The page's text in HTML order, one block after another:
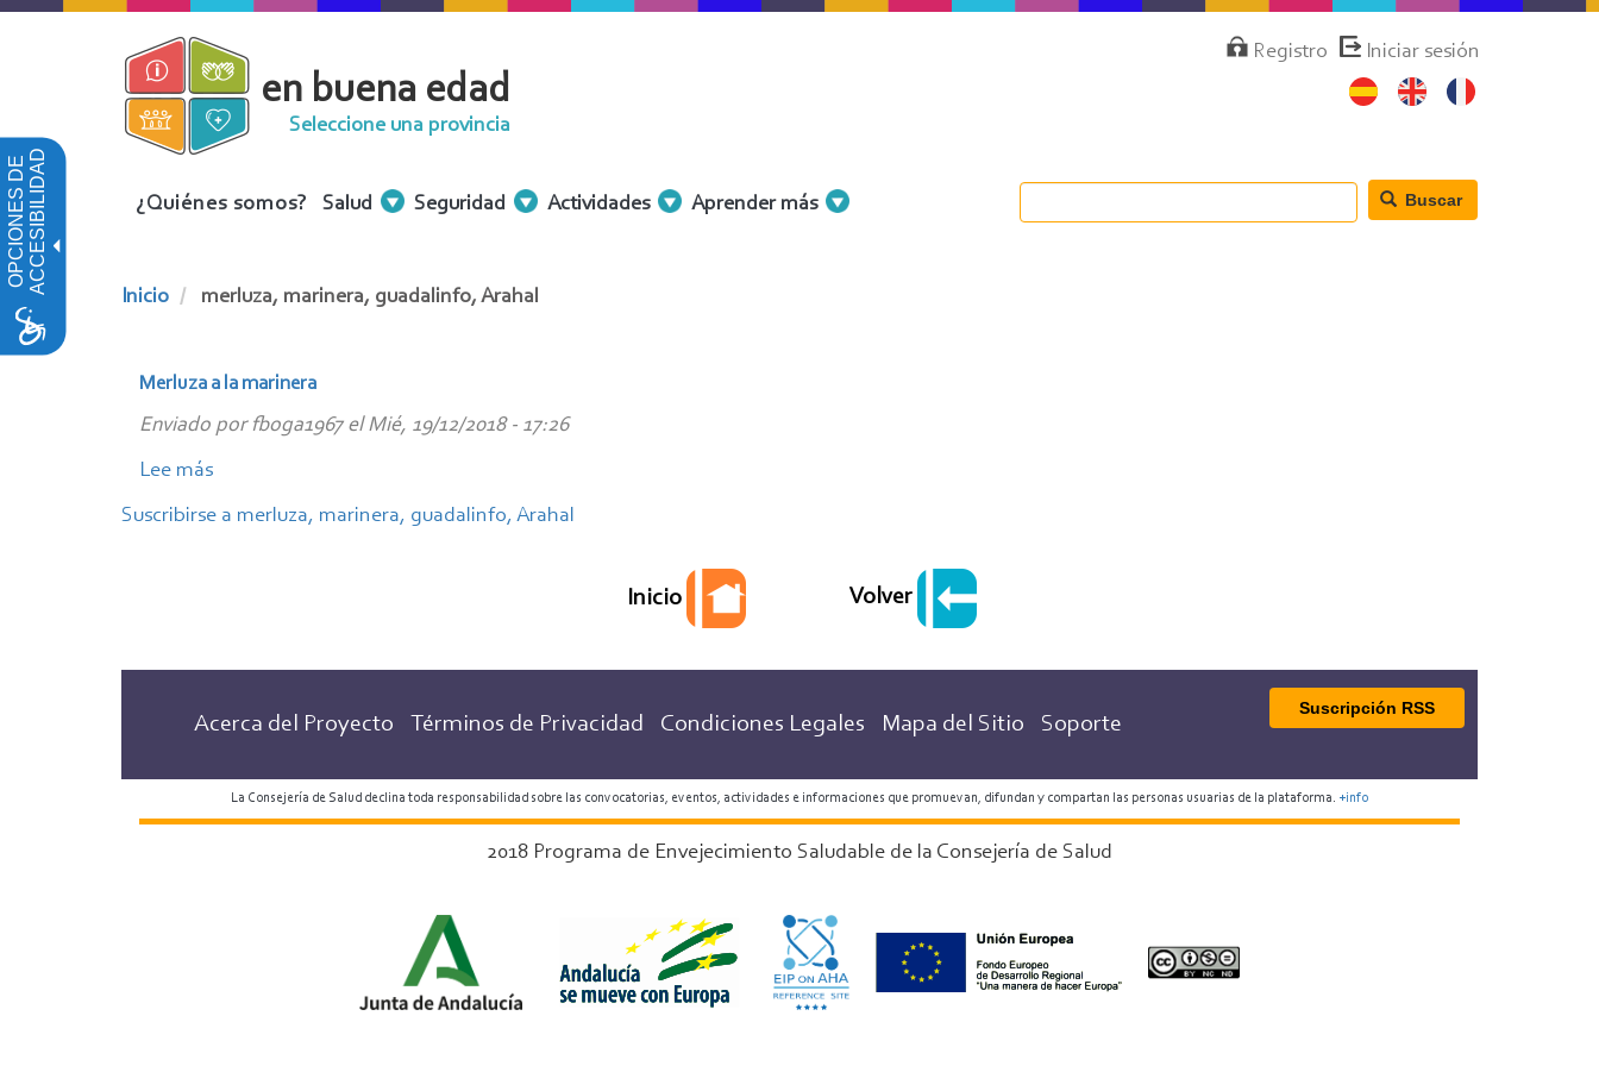
OPCIONES DEACCESIBILIDAD
Pasar
MenúRegistro Iniciar sesión
en buena edad
Seleccione una provincia
Menu
¿Quiénes somos? Salud Seguridad Actividades Aprender más Buscar
Inicio merluza, marinera, guadalinfo, Arahal
Merluza a la marinera
Enviado por fboga1967elMié, 19/12/2018 - 17:26
Lee más
Merluza
Suscribirse a merluza, marinera, guadalinfo, Arahal
Inicio Volver
Acerca del Proyecto Términos de Privacidad Condiciones Legales Mapa del Sitio Soporte
Suscripción RSS
La Consejería de Salud declina toda responsabilidad sobre las convocatorias, eventos, actividades e informaciones que promuevan, difundan y compartan las personas usuarias de la plataforma. +info
2018 Programa de Envejecimiento Saludable de la Consejería de Salud